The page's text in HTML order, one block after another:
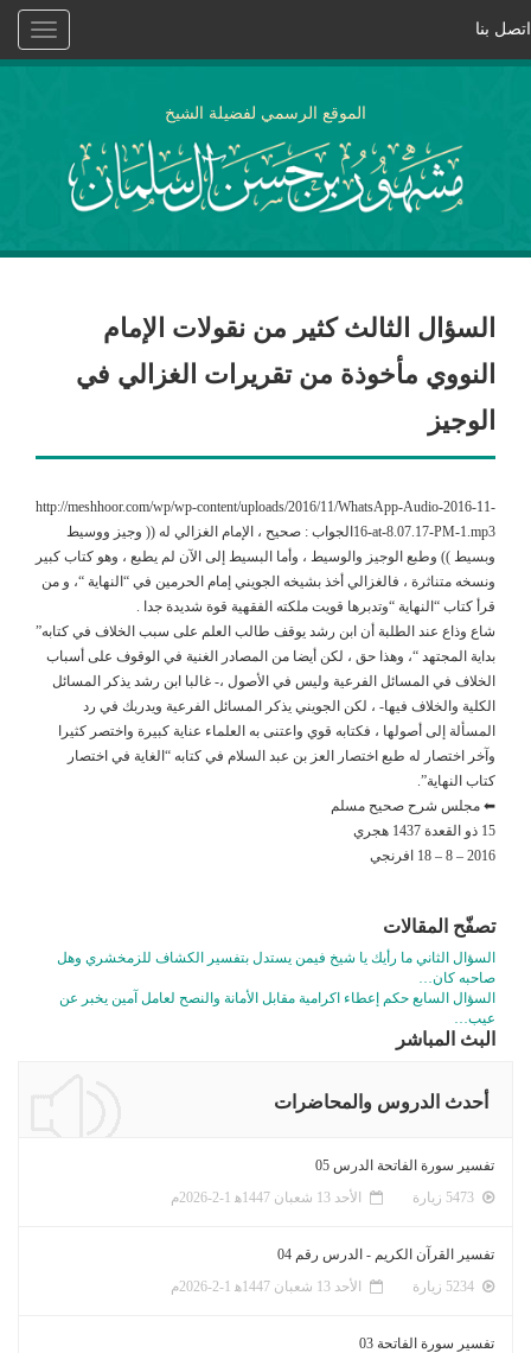
Toggle
اتصل بنا
الموقع الرسمي لفضيلة الشيخ
السؤال الثالث كثير من نقولات الإمام
النووي مأخوذة من تقريرات الغزالي في
الوجيز
http://meshhoor.com/wp/wp-content/uploads/2016/11/WhatsApp-Audio-2016-11-
16-at-8.07.17-PM-1.mp3الجواب : صحيح ، الإمام الغزالي له (( وجيز ووسيط
وبسيط )) وطبع الوجيز والوسيط ، وأما البسيط إلى الآن لم يطبع ، وهو كتاب كبير
ونسخه متناثرة ، فالغزالي أخذ بشيخه الجويني إمام الحرمين في “النهاية “، و من
قرأ كتاب “النهاية “وتدبرها قويت ملكته الفقهية قوة شديدة جدا .
شاع وذاع عند الطلبة أن ابن رشد يوقف طالب العلم على سبب الخلاف في كتابه”
بداية المجتهد “، وهذا حق ، لكن أيضا من المصادر الغنية في الوقوف على أسباب
الخلاف في المسائل الفرعية وليس في الأصول ،- غالبا ابن رشد يذكر المسائل
الكلية والخلاف فيها- ، لكن الجويني يذكر المسائل الفرعية ويدربك في رد
المسألة إلى أصولها ، فكتابه قوي واعتنى به العلماء عناية كبيرة واختصر كثيرا
وآخر اختصار له طبع اختصار العز بن عبد السلام في كتابه “الغاية في اختصار
كتاب النهاية”.
⬅ مجلس شرح صحيح مسلم
15 ذو القعدة 1437 هجري
2016 – 8 – 18 افرنجي
تصفّح المقالات
السؤال الثاني ما رأيك يا شيخ فيمن يستدل بتفسير الكشاف للزمخشري وهل
صاحبه كان…
السؤال السابع حكم إعطاء اكرامية مقابل الأمانة والنصح لعامل آمين يخبر عن
عيب…
البث المباشر
أحدث الدروس والمحاضرات
تفسير سورة الفاتحة الدرس 05
الأحد 13 شعبان 1447ﻫ 1-2-2026م
تفسير القرآن الكريم - الدرس رقم 04
الأحد 13 شعبان 1447ﻫ 1-2-2026م
تفسير سورة الفاتحة 03